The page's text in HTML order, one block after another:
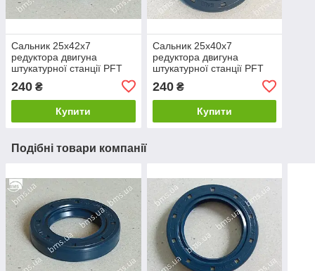
Сальник 25х42х7
редуктора двигуна
штукатурної станції PFT
240 ₴
Купити
Сальник 25х40х7
редуктора двигуна
штукатурної станції PFT
240₴
Купити
Подібні товари компанії